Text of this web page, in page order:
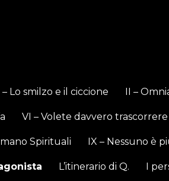
– Lo smilzo e il ciccione II –
VI – Volete davvero
Spirituali IX – Nessuno è
L’itinerario di Q. I